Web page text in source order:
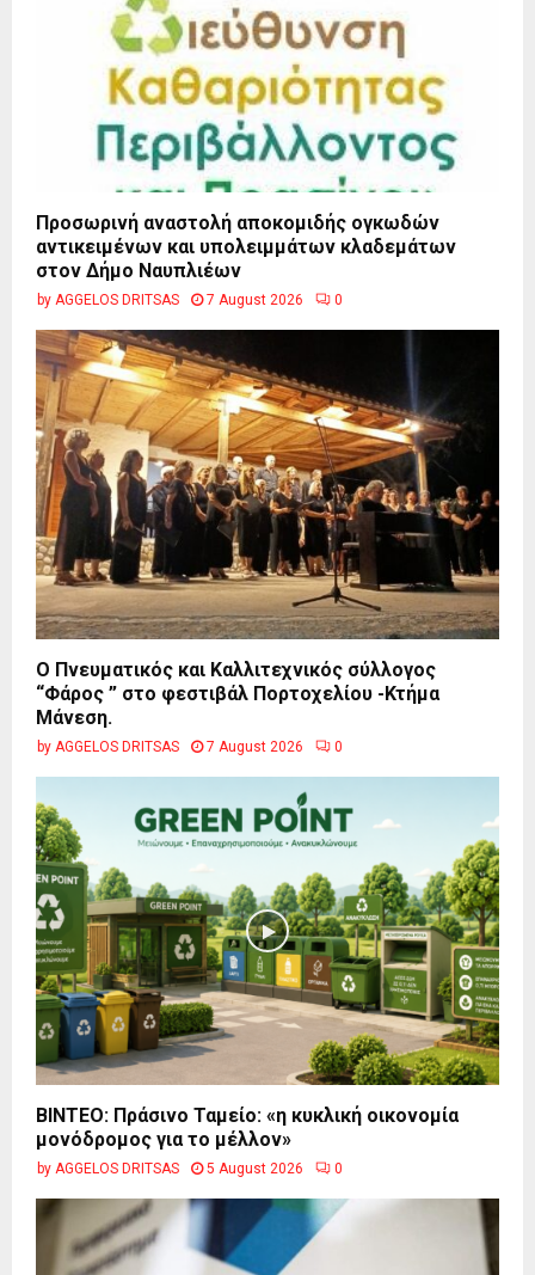
Προσωρινή αναστολή αποκομιδής ογκωδών
αντικειμένων και υπολειμμάτων κλαδεμάτων
στον Δήμο Ναυπλιέων
by AGGELOS DRITSAS 7 August 2026 0
Ο Πνευματικός και Καλλιτεχνικός σύλλογος
“Φάρος ” στο φεστιβάλ Πορτοχελίου -Κτήμα
Μάνεση.
by AGGELOS DRITSAS 7 August 2026 0
BINTEO: Πράσινο Ταμείο: «η κυκλική οικονομία
μονόδρομος για το μέλλον»
by AGGELOS DRITSAS 5 August 2026 0